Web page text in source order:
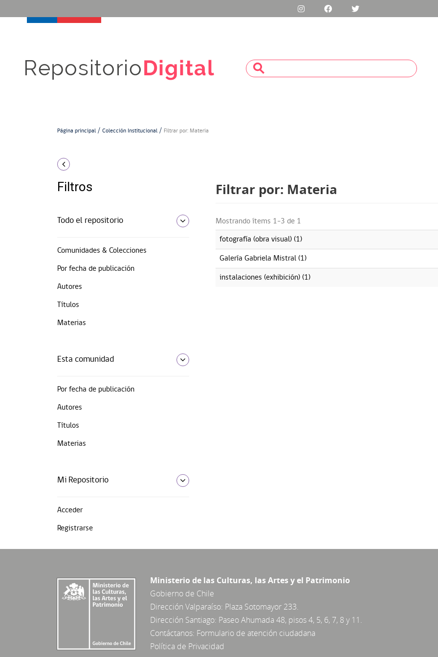
RepositorioDigital
Página principal Colección Institucional Filtrar por: Materia
Filtros
Todo el repositorio
Comunidades & Colecciones
Por fecha de publicación
Autores
Títulos
Materias
Esta comunidad
Por fecha de publicación
Autores
Títulos
Materias
Mi Repositorio
Acceder
Registrarse
Filtrar por: Materia
Mostrando ítems 1-3 de 1
fotografía (obra visual) (1)
Galería Gabriela Mistral (1)
instalaciones (exhibición) (1)
Ministerio de las Culturas, las Artes y el Patrimonio
Gobierno de Chile
Dirección Valparaíso: Plaza Sotomayor 233.
Dirección Santiago: Paseo Ahumada 48, pisos 4, 5, 6, 7, 8 y 11.
Contáctanos: Formulario de atención ciudadana
Política de Privacidad